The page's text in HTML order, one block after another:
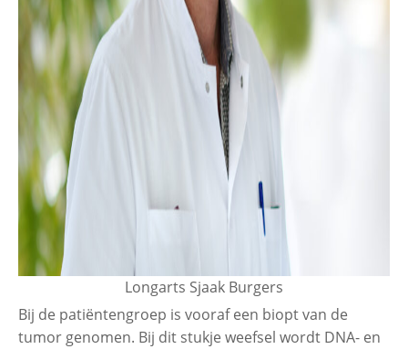
Longarts Sjaak Burgers
Bij de patiëntengroep is vooraf een biopt van de
tumor genomen. Bij dit stukje weefsel wordt DNA- en